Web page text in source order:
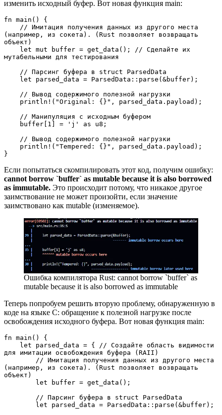
изменить исходный буфер. Вот новая функция main:
fn main() {
(например, из сокета). (Rust позволяет возвращать
объект)
мутабельными для тестирования
    // Парсинг буфера в struct ParsedData
    let parsed_data = ParsedData::parse(&buffer);
    // Вывод содержимого полезной нагрузки
    println!("Original: {}", parsed_data.payload);
    // Манипуляция с исходным буфером
    buffer[1] = 'j' as u8;
    // Вывод содержимого полезной нагрузки
    println!("Tempered: {}", parsed_data.payload);
}
Если попытаться скомпилировать этот код, получим ошибку:
cannot borrow `buffer` as mutable because it is also borrowed
as immutable. Это происходит потому, что никакое другое
заимствование не может произойти, если значение
заимствовано как mutable (изменяемое).
Ошибка компилятора Rust: cannot borrow `buffer` as
mutable because it is also borrowed as immutable
Теперь попробуем решить вторую проблему, обнаруженную в
коде на языке C: обращение к полезной нагрузке после
освобождения исходного буфера. Вот новая функция main:
fn main() {
для имитации освобождения буфера (RAII)
(например, из сокета). (Rust позволяет возвращать
объект)
        let buffer = get_data();
        // Парсинг буфера в struct ParsedData
        let parsed_data = ParsedData::parse(&buffer);